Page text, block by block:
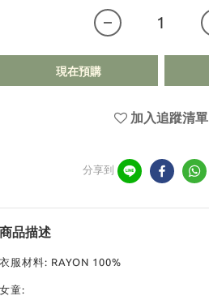
現在預購
加入追蹤清單
分享到
商品描述
衣服材料: RAYON 100%
女童: